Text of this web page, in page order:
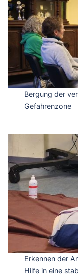
Bergung der
Gefahrenzone
Erkennen der
Hilfe in eine